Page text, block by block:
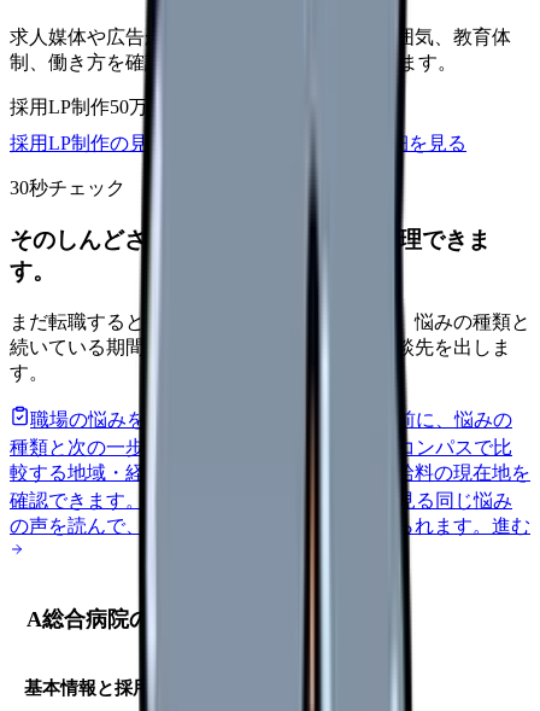
求人媒体や広告から来た看護師が、職場の雰囲気、教育体
制、働き方を確認して応募できるLPを設計します。
採用LP制作50万円〜
採用LP制作の見積もりを依頼
サービス詳細を見る
30秒チェック
そのしんどさ、転職すべきサインか整理できま
す。
まだ転職すると決めていなくても大丈夫です。悩みの種類と
続いている期間から、次に見るべき記事と相談先を出しま
す。
職場の悩みを30秒で診断
辞めるべきか迷う前に、悩みの
種類と次の一歩を整理します。
給料コンパスで比
較する地域・経験年数・施設形態から、今の給料の現在地を
確認できます。
匿名掲示板で本音を見る 同じ悩み
の声を読んで、今の職場だけの問題か確かめられます。 進む
A総合病院の採用動画分析
基本情報と採用課題